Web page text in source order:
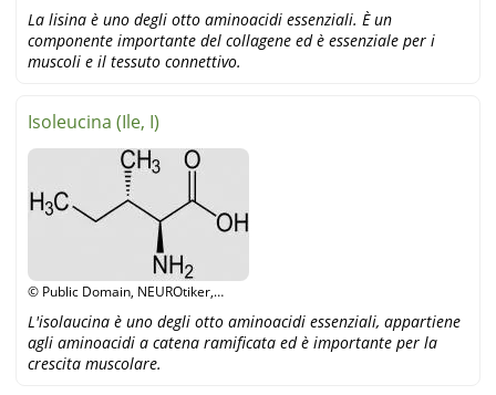
La lisina è uno degli otto aminoacidi essenziali. È un
componente importante del collagene ed è essenziale per i
muscoli e il tessuto connettivo.
Isoleucina (Ile, I)
© Public Domain, NEUROtiker,
L'isolaucina è uno degli otto aminoacidi essenziali, appartiene
agli aminoacidi a catena ramificata ed è importante per la
crescita muscolare.